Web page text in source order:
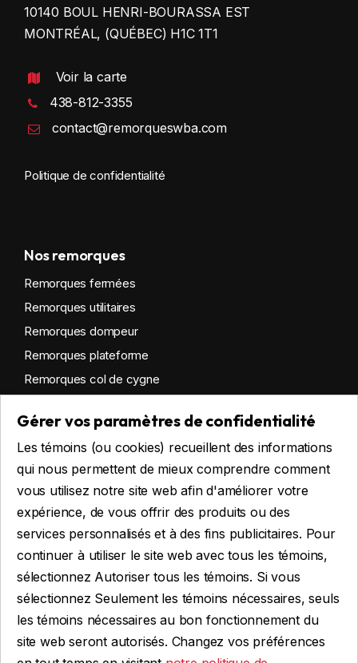
Gérer vos paramètres de confidentialité
Les témoins (ou cookies) recueillent des informations
qui nous permettent de mieux comprendre comment
vous utilisez notre site web afin d'améliorer votre
expérience, de vous offrir des produits ou des
services personnalisés et à des fins publicitaires. Pour
continuer à utiliser le site web avec tous les témoins,
sélectionnez Autoriser tous les témoins. Si vous
sélectionnez Seulement les témoins nécessaires, seuls
les témoins nécessaires au bon fonctionnement du
site web seront autorisés. Changez vos préférences
10140 BOUL HENRI-BOURASSA EST
MONTRÉAL, (QUÉBEC) H1C 1T1
Voir la carte
438-812-3355
contact@remorqueswba.com
Politique de confidentialité
Nos remorques
Remorques fermées
Remorques utilitaires
Remorques dompeur
Remorques plateforme
Remorques col de cygne
Remorques sur mesure
Location
Obtenir du financement
Financement commercial
Financement personnel
FAIRE UNE DEMANDE